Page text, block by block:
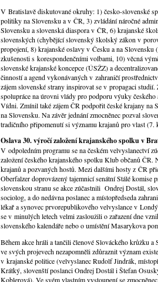
V Bratislavě diskutované okruhy: 1) česko-slovenské
politiky na Slovensku a v ČR, 3) zvládání náročné
Slovensku a slovenská diaspora v ČR, 6) krajanské
slovenských (chybějící slovenský školský zákon v
propojení, 8) krajanské oslavy v Česku a na Slovensku
zkušenosti s korespondenčními volbami, 10) věcná
slovenské krajanské koncepce (ÚSŽZ) a
činností a agend vykonávaných v zahraničí
zájem slovenské strany inspirovat se v propagaci
spolupráce na úrovni vlády pro podporu výuky
Vídni. Zmínil také zájem ČR podpořit české krajany na
na Slovensku. Na závěr jednání zmocněnec pozval
tradičního připomenutí si významu krajanů pro vlast (7.
Oslava 30. výročí založení krajanského spolku v
V odpoledním programu se na českém velvyslanectví
založení českého krajanského spolku Klub občanů
krajanů a pozvaných hostů. Mezi dalšími hosty z ČR
Oberfalzer doprovázený tajemnicí senátní Stálé
slovenskou stranu se akce zúčastnili Ondrej Dostál,
sociolog, a do nedávna poslanec a místopředseda
lékař a synovec prvorepublikového velvyslance v
se v minulých letech velmi zasloužili o zařazení dne
slovenského kalendáře nebo o umístění Masarykova
Během akce hráli a tančili členové Slováckého krůžku
ve svých projevech nezapomněli zdůraznit význam
v krajanské politice (velvyslanec Rudolf Jindrák,
Krátký, slovenští poslanci Ondrej Dostál i Štefan
Koblerová). Ve svém vlastním vystoupení se